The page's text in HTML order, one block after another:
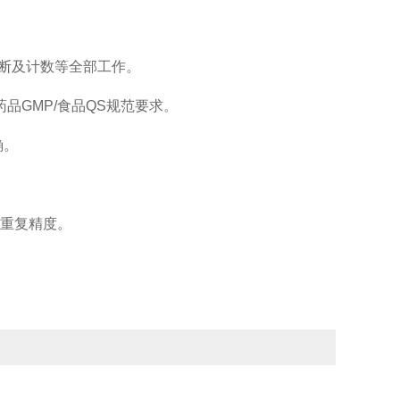
及计数等全部工作。
GMP/食品QS规范要求。
复精度。